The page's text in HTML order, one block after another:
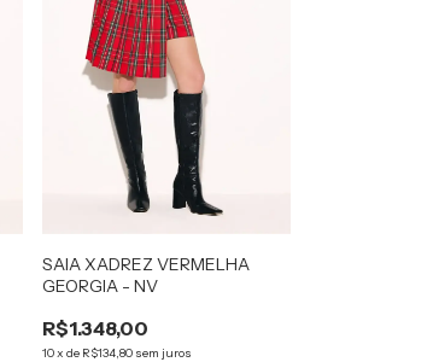
SAIA XADREZ VERMELHA
GEORGIA - NV
R$1.348,00
10x de R$134,80 sem juros